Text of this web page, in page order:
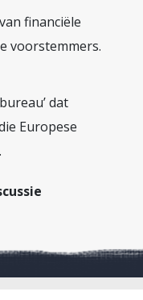
financiële
voorstemmers.
dat
Europese